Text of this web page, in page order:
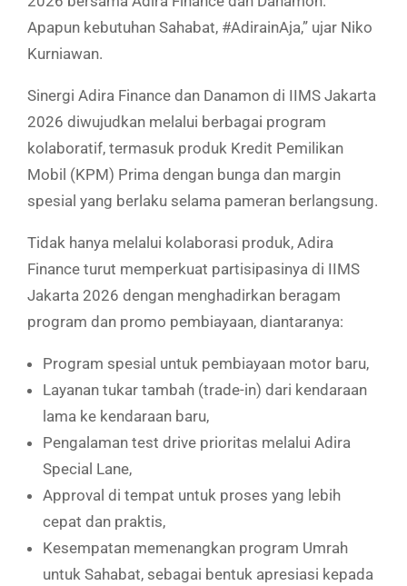
Apapun kebutuhan Sahabat, #AdirainAja,” ujar Niko
Kurniawan.
Sinergi Adira Finance dan Danamon di IIMS Jakarta
2026 diwujudkan melalui berbagai program
kolaboratif, termasuk produk Kredit Pemilikan
Mobil (KPM) Prima dengan bunga dan margin
spesial yang berlaku selama pameran berlangsung.
Tidak hanya melalui kolaborasi produk, Adira
Finance turut memperkuat partisipasinya di IIMS
Jakarta 2026 dengan menghadirkan beragam
program dan promo pembiayaan, diantaranya:
Program spesial untuk pembiayaan motor baru,
Layanan tukar tambah (trade-in) dari kendaraan
lama ke kendaraan baru,
Pengalaman test drive prioritas melalui Adira
Special Lane,
Approval di tempat untuk proses yang lebih
cepat dan praktis,
Kesempatan memenangkan program Umrah
untuk Sahabat, sebagai bentuk apresiasi kepada